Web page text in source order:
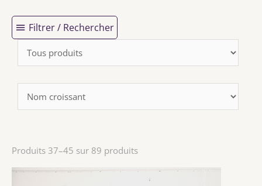
Filtrer / Rechercher
Produits 37–45 sur 89 produits